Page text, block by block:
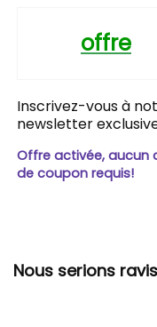
offre
Inscrivez-vous à
newsletter
Offre activée, aucun
de coupon requis!
Nous serions